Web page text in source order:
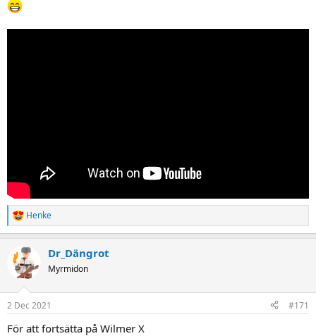
R
e
c
t
s
Henke
Dr_Dängrot
Myrmidon
2 Dec 2021 #171
För att fortsätta på Wilmer X